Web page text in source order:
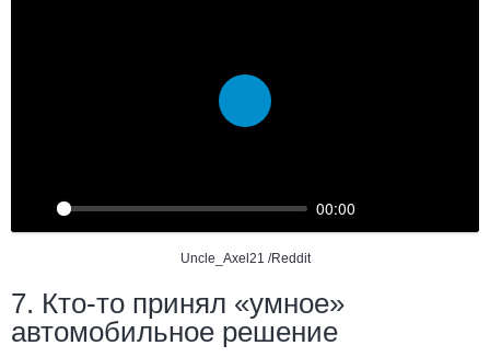
00:00
Воспроизвести
Uncle_Axel21 /Reddit
7. Кто-то принял «умное»
автомобильное решение